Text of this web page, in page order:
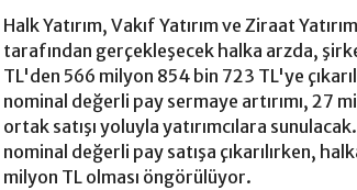
Halk Yatırım, Vakıf Yatırım ve Ziraat
tarafından gerçekleşecek halka arzda,
TL'den 566 milyon 854 bin 723 TL'ye
nominal değerli pay sermaye artırımı, 27
ortak satışı yoluyla yatırımcılara
nominal değerli pay satışa çıkarılırken,
milyon TL olması öngörülüyor.